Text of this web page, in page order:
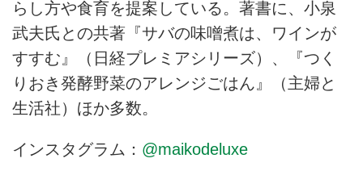
らし方や食育を提案している。著書に、小泉
武夫氏との共著『サバの味噌煮は、ワインが
すすむ』（日経プレミアシリーズ）、『つく
りおき発酵野菜のアレンジごはん』（主婦と
生活社）ほか多数。
インスタグラム： @maikodeluxe